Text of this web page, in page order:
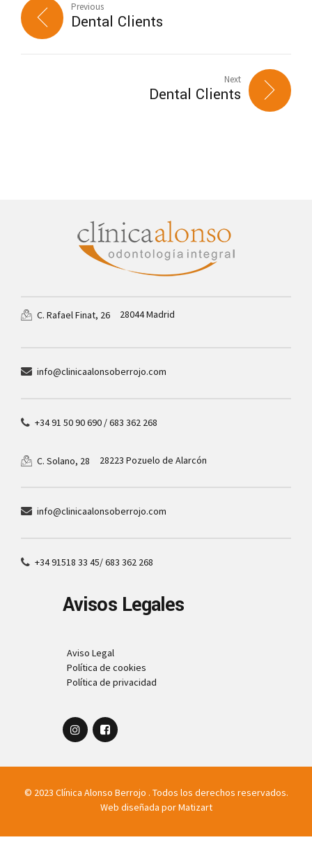
Previous
Dental Clients
Next
Dental Clients
C. Rafael Finat, 26 28044 Madrid
info@clinicaalonsoberrojo.com
+34 91 50 90 690 / 683 362 268
C. Solano, 28 28223 Pozuelo de Alarcón
info@clinicaalonsoberrojo.com
+34 91518 33 45/ 683 362 268
Avisos Legales
Aviso Legal
Política de cookies
Política de privacidad
© 2023 Clínica Alonso Berrojo . Todos los derechos reservados.
Web diseñada porMatizart